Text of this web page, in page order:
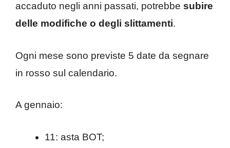
accaduto negli anni passati, potrebbe subire
delle modifiche o degli slittamenti.
Ogni mese sono previste 5 date da segnare
in rosso sul calendario.
A gennaio:
11: asta BOT;